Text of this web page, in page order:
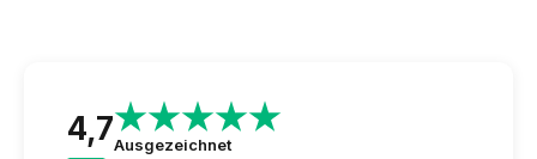
4,7Ausgezeichnet